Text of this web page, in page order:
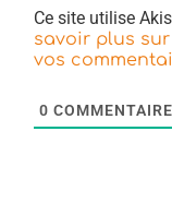
Ce site utilise
savoir plus
vos
0